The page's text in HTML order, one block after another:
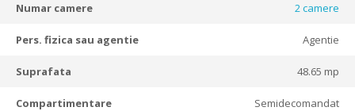
Numar camere 2camere
Pers. fizica sau agentie Agentie
Suprafata 48.65 mp
Compartimentare Semidecomandat